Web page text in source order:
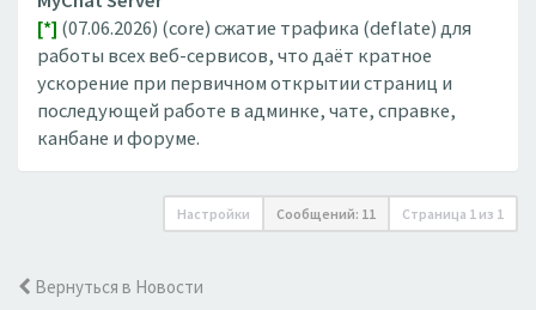
[*] (07.06.2026) (core) сжатие трафика (deflate) для
работы всех веб-сервисов, что даёт кратное
ускорение при первичном открытии страниц и
последующей работе в админке, чате, справке,
канбане и форуме.
Настройки Сообщений: 11 Страница 1 из 1
Вернуться в Новости